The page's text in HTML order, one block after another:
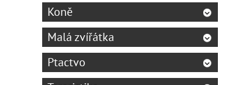
Koně
Malá zvířátka
Ptactvo